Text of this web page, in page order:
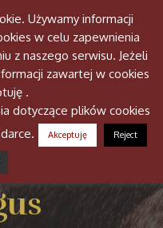
Śmigus
Używamy informacji
w celu zapewnienia
z naszego serwisu. Jeżeli
zawartej w cookies
.
dotyczące plików cookies
Akceptuję Reject